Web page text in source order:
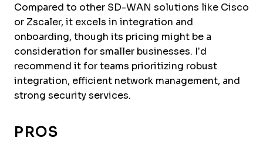
Compared to other SD-WAN solutions like Cisco
or Zscaler, it excels in integration and
onboarding, though its pricing might be a
consideration for smaller businesses. I’d
recommend it for teams prioritizing robust
integration, efficient network management, and
strong security services.
PROS